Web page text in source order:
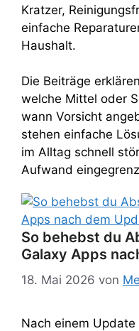
Kratzer,
einfache
Haushalt.
Die Beiträge
welche Mittel oder
wann Vorsicht
stehen einfache
im Alltag schnell
Aufwand
So behebst du
Galaxy Apps
18. Mai 2026 von
Nach einem